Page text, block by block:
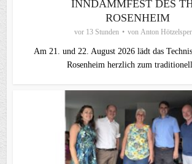
INNDAMMFEST DES
ROSENHEIM
vor 13 Stunden von Anton
Am 21. und 22. August 2026 lädt das
Rosenheim herzlich zum